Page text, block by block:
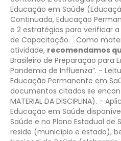
Educação em Saúde
Continuada, Educação
e 2 estratégias para verificar
de Capacitação.
Como
atividade, recomendamos
Brasileiro de Preparação para
Pandemia de Influenza”. -
Educação Permanente em
documentos citados se
MATERIAL DA DISCIPLINA). -
Educação em Saúde
Saúde e no Plano Estadual de
reside (município e estado),